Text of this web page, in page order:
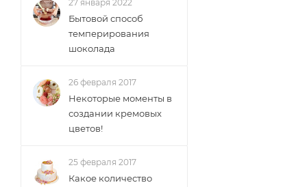
27 января 2022
Бытовой способ
темперирования
шоколада
26 февраля 2017
Некоторые моменты в
создании кремовых
цветов!
25 февраля 2017
Какое количество